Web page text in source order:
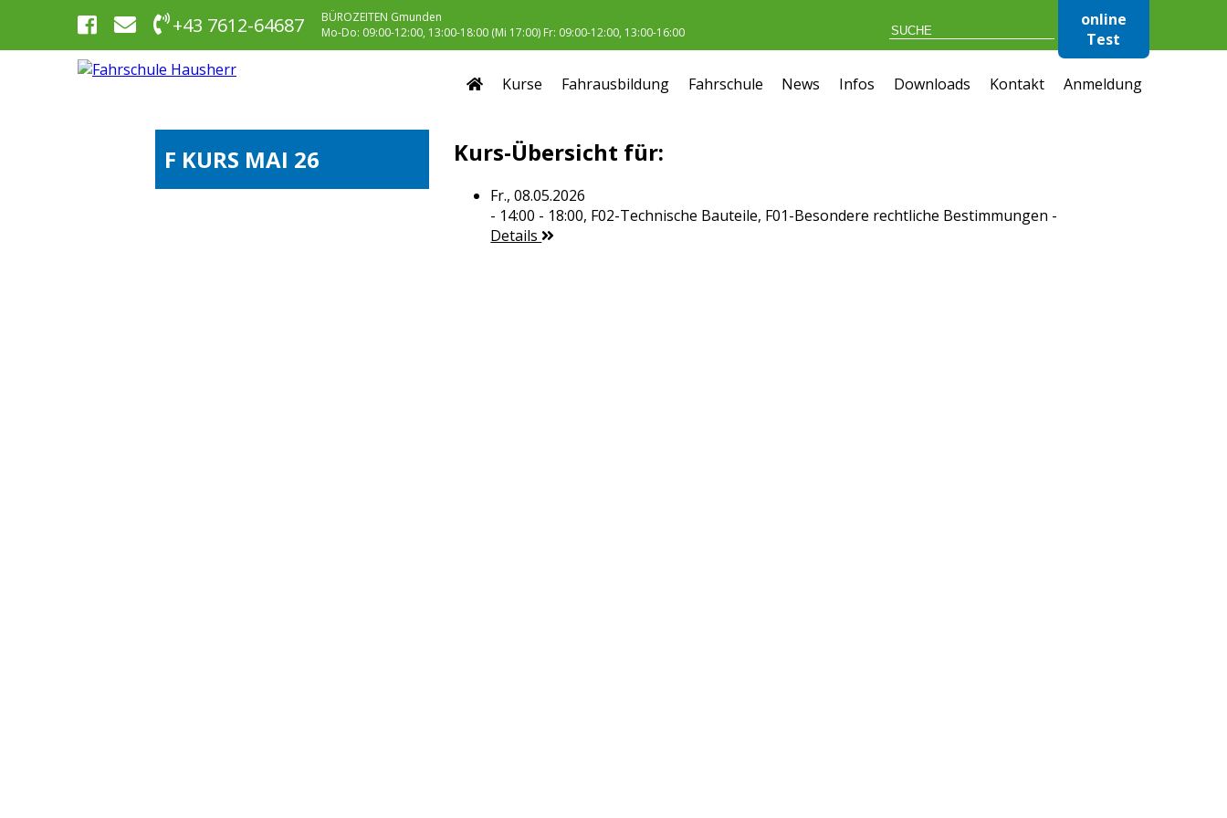
+43 7612-64687
BÜROZEITEN Gmunden
Mo-Do: 09:00-12:00, 13:00-18:00 (Mi 17:00) Fr: 09:00-12:00, 13:00-16:00
online
Test
Kurse Fahrausbildung Fahrschule News Infos Downloads Kontakt Anmeldung
F KURS MAI 26 Kurs-Übersicht für:
Fr., 08.05.2026
- 14:00 - 18:00, F02-Technische Bauteile, F01-Besondere rechtliche Bestimmungen -
Details